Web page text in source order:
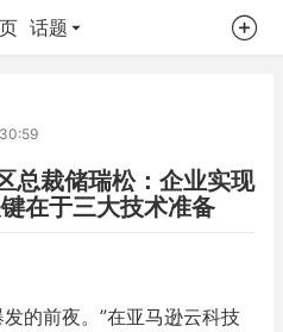
话题
总裁储瑞松：企业实现
在于三大技术准备
的前夜。”在亚马逊云科技